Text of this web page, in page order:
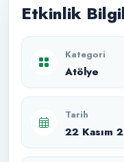
Etkinlik
Kategori
Atölye
Tarih
22 Kasım